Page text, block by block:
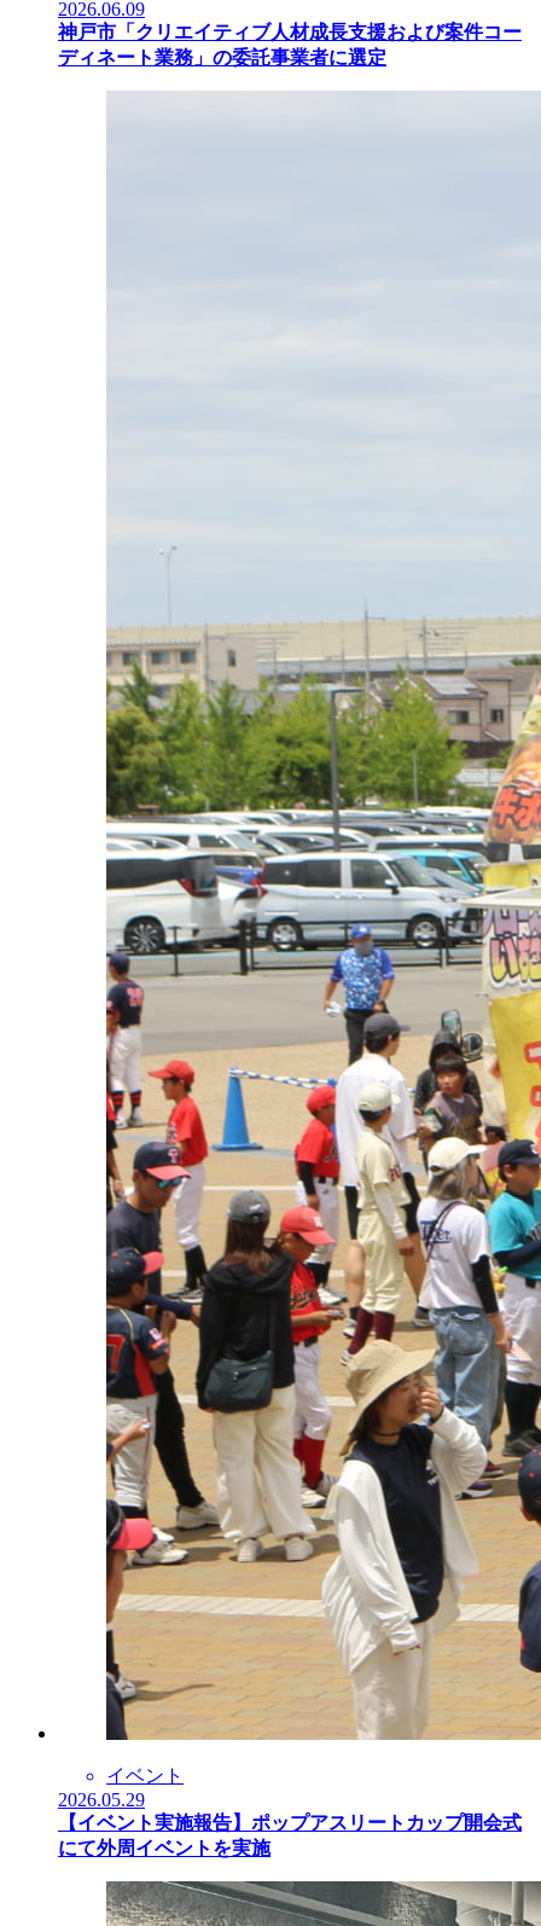
2026.06.09
神戸市「クリエイティブ人材成長支援および案件コー
ディネート業務」の委託事業者に選定
イベント
2026.05.29
【イベント実施報告】ポップアスリートカップ開会式
にて外周イベントを実施